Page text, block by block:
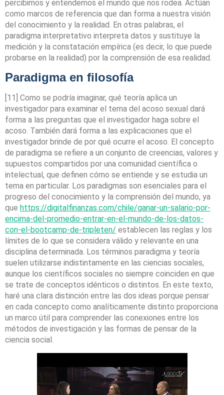
percibimos y entendemos el mundo que nos rodea. Actúan
como marcos de referencia que dan forma a nuestra visión
del conocimiento y la realidad. En otras palabras, el
paradigma interpretativo interpreta datos y sustituye la
medición y la constatación empírica (es decir, lo que puede
probarse en la realidad) por la comprensión de esa realidad.
Paradigma en filosofía
[11] Como se podría imaginar, qué teoría aplica un
investigador para examinar el tema del acoso sexual dará
forma a las preguntas que el investigador haga sobre el
acoso. También dará forma a las explicaciones que el
investigador brinde de por qué ocurre el acoso. El concepto
de paradigma se refiere a un conjunto de creencias, valores y
supuestos compartidos por una comunidad científica o
intelectual, que definen cómo se entiende y se estudia un
tema en particular. Los paradigmas son esenciales para el
progreso del conocimiento y la comprensión del mundo, ya
que https://digitalfinanzas.com/chile/ganar-un-salario-por-
encima-del-promedio-entrar-en-el-mundo-de-los-datos-
con-el-bootcamp-de-tripleten/ establecen las reglas y los
límites de lo que se considera válido y relevante en una
disciplina determinada. Los términos paradigma y teoría
suelen utilizarse indistintamente en las ciencias sociales,
aunque los científicos sociales no siempre coinciden en que
se trate de conceptos idénticos o distintos. En este texto,
haré una clara distinción entre las dos ideas porque pensar
en cada concepto como analíticamente distinto proporciona
un marco útil para comprender las conexiones entre los
métodos de investigación y las formas de pensar de la
ciencia social.